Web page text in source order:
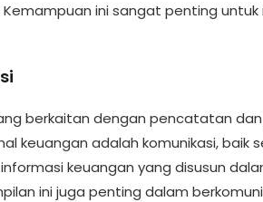
ini sangat penting
berkaitan dengan pencatatan
keuangan adalah komunikasi, baik
keuangan yang disusun
ini juga penting dalam